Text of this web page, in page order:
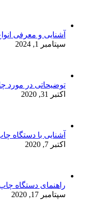
آشنایی و معرفی
سپتامبر 1, 2024
توضیحاتی در مورد
اکتبر 31, 2020
آشنایی با دستگاه
اکتبر 7, 2020
راهنمای دستگاه
سپتامبر 17, 2020